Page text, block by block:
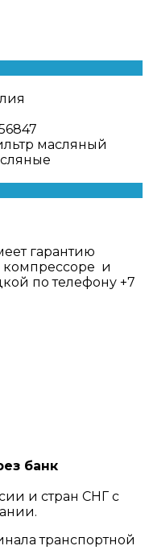
масляный
гарантию
компрессоре и
по телефону +7
банк
и стран СНГ с
транспортной